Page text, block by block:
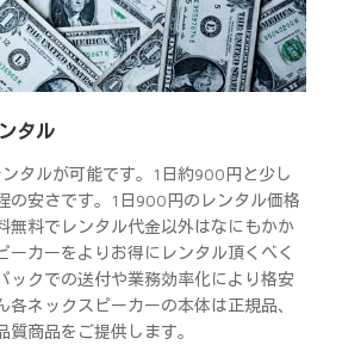
タル
タルが可能です。1日約900円と少し
の安さです。1日900円のレンタル価格
無料でレンタル代金以外はなにもかか
ーカーをよりお得にレンタル頂くべく
ックでの送付や業務効率化により格安
各ネックスピーカーの本体は正規品、
質商品をご提供します。